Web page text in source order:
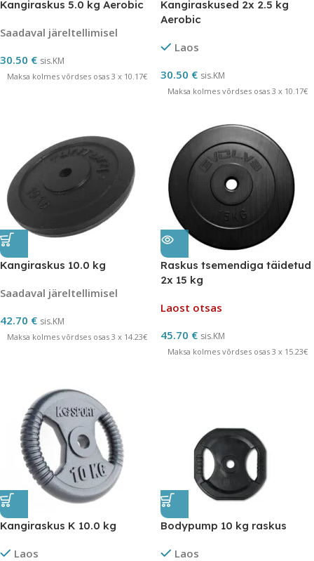
Kangiraskus 5.0 kg Aerobic
Saadaval järeltellimisel
30.50 € sis.KM
Maksa kolmes võrdses osas 3 x 10.17€
Kangiraskused 2x 2.5 kg
Aerobic
Laos
30.50 € sis.KM
Maksa kolmes võrdses osas 3 x 10.17€
Kangiraskus 10.0 kg
Saadaval järeltellimisel
42.70 € sis.KM
Maksa kolmes võrdses osas 3 x 14.23€
Raskus tsemendiga täidetud
2x 15 kg
Laost otsas
45.70 € sis.KM
Maksa kolmes võrdses osas 3 x 15.23€
Kangiraskus K 10.0 kg
Laos
Bodypump 10 kg raskus
Laos